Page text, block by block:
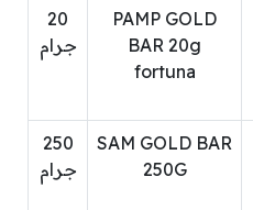
PAMP GOLD
BAR 20g
fortuna
20
جرام
SAM GOLD BAR
250G
250
جرام